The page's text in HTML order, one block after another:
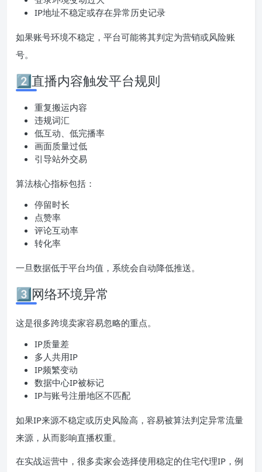
IP地址不稳定或存在异常历史记录
如果账号环境不稳定，平台可能将其判定为营销或风险账
号。
2️⃣直播内容触发平台规则
重复搬运内容
违规词汇
低互动、低完播率
画面质量过低
引导站外交易
算法核心指标包括：
停留时长
点赞率
评论互动率
转化率
一旦数据低于平台均值，系统会自动降低推送。
3️⃣网络环境异常
这是很多跨境卖家容易忽略的重点。
IP质量差
多人共用IP
IP频繁变动
数据中心IP被标记
IP与账号注册地区不匹配
如果IP来源不稳定或历史风险高，容易被算法判定异常流量
来源，从而影响直播权重。
在实战运营中，很多卖家会选择使用稳定的住宅代理IP，例